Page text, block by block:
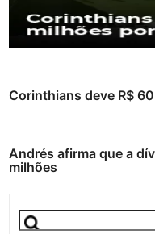
Corinthians deve R$
Andrés afirma que a
milhões